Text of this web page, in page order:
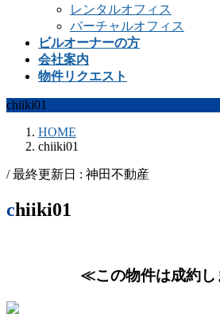
レンタルオフィス
バーチャルオフィス
ビルオーナーの方
会社案内
物件リクエスト
chiiki01
HOME
chiiki01
/ 最終更新日 : 神田不動産
chiiki01
≪この物件は成約